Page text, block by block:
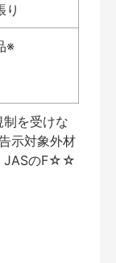
り
※
を受けな
示対象外材
JASのF☆☆